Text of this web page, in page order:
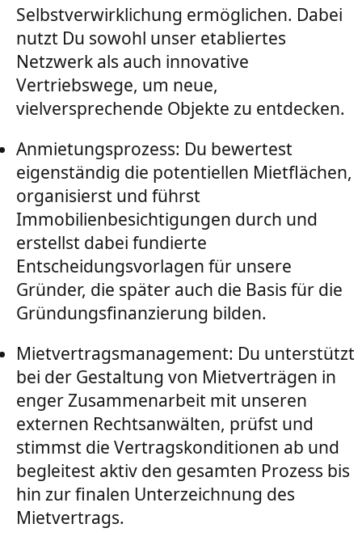
Selbstverwirklichung ermöglichen. Dabei
nutzt Du sowohl unser etabliertes
Netzwerk als auch innovative
Vertriebswege, um neue,
vielversprechende Objekte zu entdecken.
Anmietungsprozess: Du bewertest
eigenständig die potentiellen Mietflächen,
organisierst und führst
Immobilienbesichtigungen durch und
erstellst dabei fundierte
Entscheidungsvorlagen für unsere
Gründer, die später auch die Basis für die
Gründungsfinanzierung bilden.
Mietvertragsmanagement: Du unterstützt
bei der Gestaltung von Mietverträgen in
enger Zusammenarbeit mit unseren
externen Rechtsanwälten, prüfst und
stimmst die Vertragskonditionen ab und
begleitest aktiv den gesamten Prozess bis
hin zur finalen Unterzeichnung des
Mietvertrags.